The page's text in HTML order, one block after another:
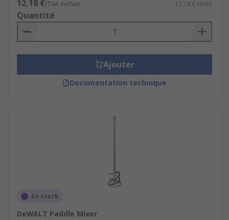
12,18 €(TVA exclue) 12,18 €/unité
Quantité
Ajouter
Documentation technique
En stock
DeWALT Paddle Mixer